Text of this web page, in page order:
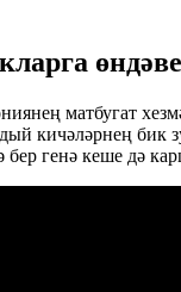
матбугат
кичәләрнең бик
бер генә кеше дә